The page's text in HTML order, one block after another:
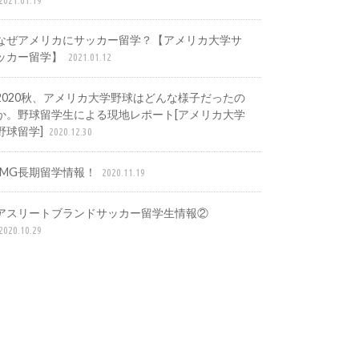
ぜアメリカにサッカー留学？【アメリカ大学サ
カー留学】
2021.01.12
秋、アメリカ大学野球はどんな様子だったの
。野球留学生による現地レポート[アメリカ大学
球留学]
2020.12.30
長期留学情報！ 2020.11.19
スリートブランドサッカー留学生情報②
2020.10.29